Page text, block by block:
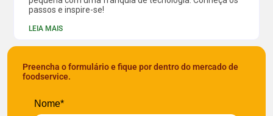
passos e inspire-se!
LEIA MAIS
Preencha o formulário e fique por dentro do mercado de
foodservice.
Nome*